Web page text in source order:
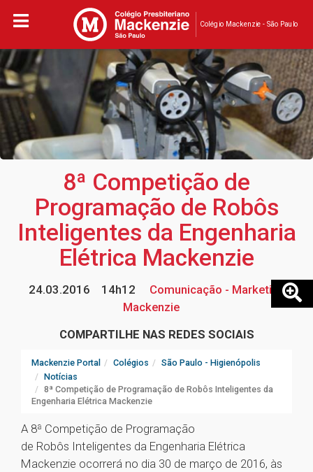
Colégio Mackenzie - São Paulo
8ª Competição de
Programação de Robôs
Inteligentes da Engenharia
Elétrica Mackenzie
24.03.2016 14h12
Comunicação - Marketing
Mackenzie
COMPARTILHE NAS REDES SOCIAIS
Mackenzie Portal Colégios
São Paulo - Higienópolis
Notícias
8ª Competição de Programação de Robôs Inteligentes da
Engenharia Elétrica Mackenzie
A 8ª Competição de Programação
de Robôs Inteligentes da Engenharia Elétrica
Mackenzie ocorrerá no dia 30 de março de 2016, às